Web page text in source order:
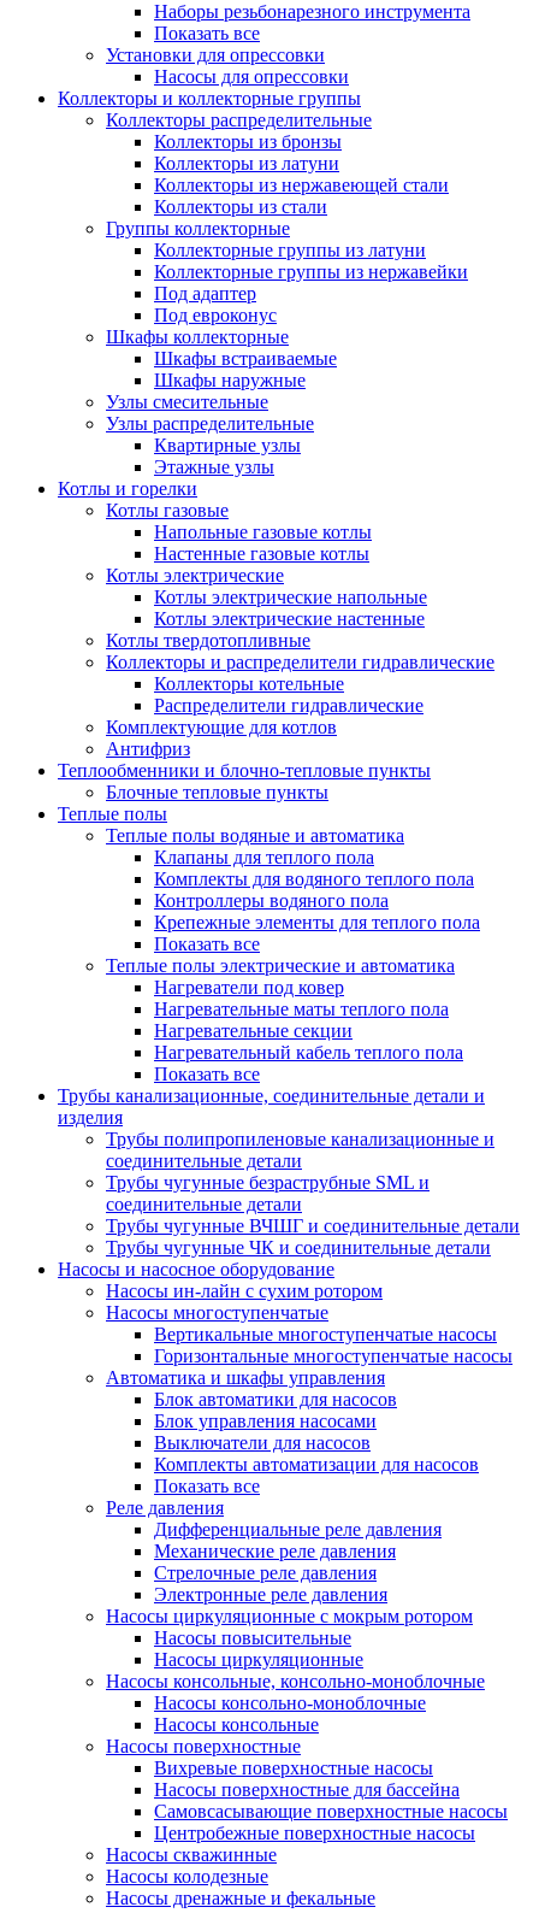
Наборы резьбонарезного инструмента
Показать все
Установки для опрессовки
Насосы для опрессовки
Коллекторы и коллекторные группы
Коллекторы распределительные
Коллекторы из бронзы
Коллекторы из латуни
Коллекторы из нержавеющей стали
Коллекторы из стали
Группы коллекторные
Коллекторные группы из латуни
Коллекторные группы из нержавейки
Под адаптер
Под евроконус
Шкафы коллекторные
Шкафы встраиваемые
Шкафы наружные
Узлы смесительные
Узлы распределительные
Квартирные узлы
Этажные узлы
Котлы и горелки
Котлы газовые
Напольные газовые котлы
Настенные газовые котлы
Котлы электрические
Котлы электрические напольные
Котлы электрические настенные
Котлы твердотопливные
Коллекторы и распределители гидравлические
Коллекторы котельные
Распределители гидравлические
Комплектующие для котлов
Антифриз
Теплообменники и блочно-тепловые пункты
Блочные тепловые пункты
Теплые полы
Теплые полы водяные и автоматика
Клапаны для теплого пола
Комплекты для водяного теплого пола
Контроллеры водяного пола
Крепежные элементы для теплого пола
Показать все
Теплые полы электрические и автоматика
Нагреватели под ковер
Нагревательные маты теплого пола
Нагревательные секции
Нагревательный кабель теплого пола
Показать все
Трубы канализационные, соединительные детали и
изделия
Трубы полипропиленовые канализационные и
соединительные детали
Трубы чугунные безраструбные SML и
соединительные детали
Трубы чугунные ВЧШГ и соединительные детали
Трубы чугунные ЧК и соединительные детали
Насосы и насосное оборудование
Насосы ин-лайн с сухим ротором
Насосы многоступенчатые
Вертикальные многоступенчатые насосы
Горизонтальные многоступенчатые насосы
Автоматика и шкафы управления
Блок автоматики для насосов
Блок управления насосами
Выключатели для насосов
Комплекты автоматизации для насосов
Показать все
Реле давления
Дифференциальные реле давления
Механические реле давления
Стрелочные реле давления
Электронные реле давления
Насосы циркуляционные с мокрым ротором
Насосы повысительные
Насосы циркуляционные
Насосы консольные, консольно-моноблочные
Насосы консольно-моноблочные
Насосы консольные
Насосы поверхностные
Вихревые поверхностные насосы
Насосы поверхностные для бассейна
Самовсасывающие поверхностные насосы
Центробежные поверхностные насосы
Насосы скважинные
Насосы колодезные
Насосы дренажные и фекальные